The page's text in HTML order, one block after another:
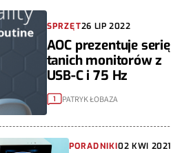
SPRZĘT26 LIP 2022
AOC prezentuje serię
tanich monitorów z
USB-C i 75 Hz
1 PATRYK ŁOBAZA
PORADNIKI02 KWI 2021